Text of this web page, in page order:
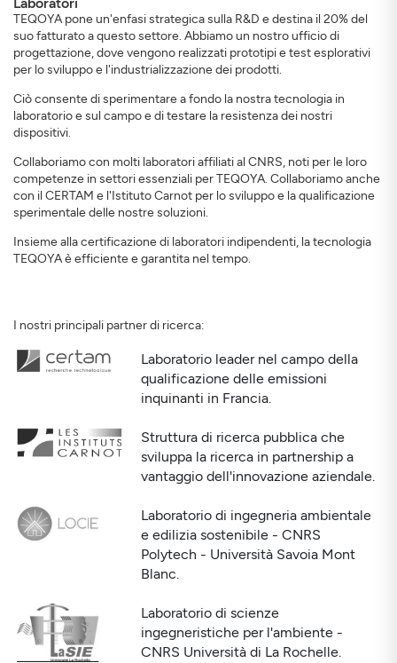
TEQOYA pone un'enfasi strategica sulla R&D e destina il 20% del
suo fatturato a questo settore. Abbiamo un nostro ufficio di
progettazione, dove vengono realizzati prototipi e test esplorativi
per lo sviluppo e l'industrializzazione dei prodotti.
Ciò consente di sperimentare a fondo la nostra tecnologia in
laboratorio e sul campo e di testare la resistenza dei nostri
dispositivi.
Collaboriamo con molti laboratori affiliati al CNRS, noti per le loro
competenze in settori essenziali per TEQOYA. Collaboriamo anche
con il CERTAM e l'Istituto Carnot per lo sviluppo e la qualificazione
sperimentale delle nostre soluzioni.
Insieme alla certificazione di laboratori indipendenti, la tecnologia
TEQOYA è efficiente e garantita nel tempo.
I nostri principali partner di ricerca:
Laboratorio leader nel campo della
qualificazione delle emissioni
inquinanti in Francia.
Struttura di ricerca pubblica che
sviluppa la ricerca in partnership a
vantaggio dell'innovazione aziendale.
Laboratorio di ingegneria ambientale
e edilizia sostenibile - CNRS
Polytech - Università Savoia Mont
Blanc.
Laboratorio di scienze
ingegneristiche per l'ambiente -
CNRS Università di La Rochelle.